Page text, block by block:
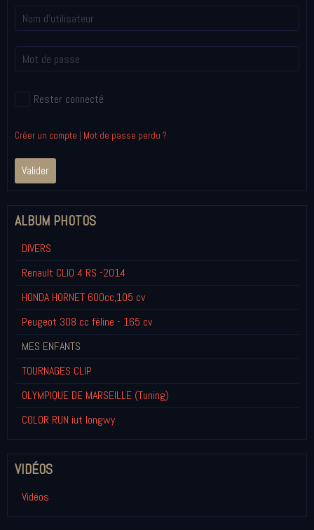
Rester connecté
Créer un compte | Mot de passe perdu ?
Valider
ALBUM PHOTOS
DIVERS
Renault CLIO 4 RS -2014
HONDA HORNET 600cc,105 cv
Peugeot 308 cc féline - 165 cv
MES ENFANTS
TOURNAGES CLIP
OLYMPIQUE DE MARSEILLE (Tuning)
COLOR RUN iut longwy
VIDÉOS
Vidéos